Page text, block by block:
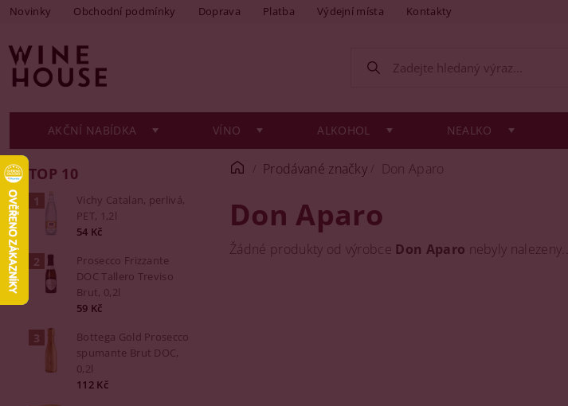
Novinky Obchodní podmínky Doprava Platba Výdejní místa Kontakty
AKČNÍ NABÍDKA VÍNO ALKOHOL NEALKO
TOP 10
Vichy Catalan, perlivá,
PET, 1,2l
54 Kč
Prosecco Frizzante
DOC Tallero Treviso
Brut, 0,2l
59 Kč
Bottega Gold Prosecco
spumante Brut DOC,
0,2l
112 Kč
Prodávané značky Don Aparo
Don Aparo
Žádné produkty od výrobce Don Aparo nebyly nalezeny....